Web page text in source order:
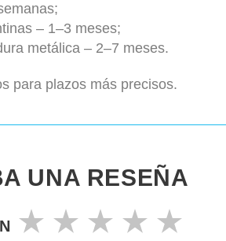
– 1–3 meses;
metálica – 2–7 meses.
para plazos más precisos.
UNA RESEÑA